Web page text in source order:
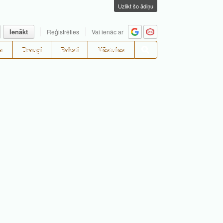
Uzlikt šo ādiņu
Ienākt Reģistrēties Vai ienāc ar
Draugi Raksti Vēstules